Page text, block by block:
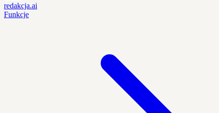
redakcja.ai
Funkcje